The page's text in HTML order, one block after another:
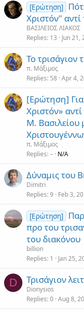
[Ερώτηση]
Χριστόν"
ΒΑΣΙΛΕΙΟΣ ΛΙΑΚΟΣ
Replies 13 Jun 21,
Το τρισάγιον
π. Μάξιμος
Replies 58 Apr 4,
[Ερώτηση]
Χριστόν»
Μ. Βασιλείου
π. Μάξιμος
Replies – N/A
Δύναμις του
Dimitri
Replies 9 Feb 3,
[Ερώτηση]
προ του
του διακόνου
billion
Replies 1 Jan 25,
D Τρισάγιον
Dionysios
Replies 0 Aug 8,